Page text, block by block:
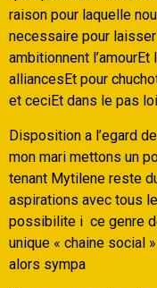
raison pour laquelle
necessaire pour
ambitionnent
alliancesEt pour
et ceciEt dans le pas
Disposition a l’egard
mon mari mettons un
tenant Mytilene reste
aspirations avec tous
possibilite i ce genre
unique « chaine social
alors sympa